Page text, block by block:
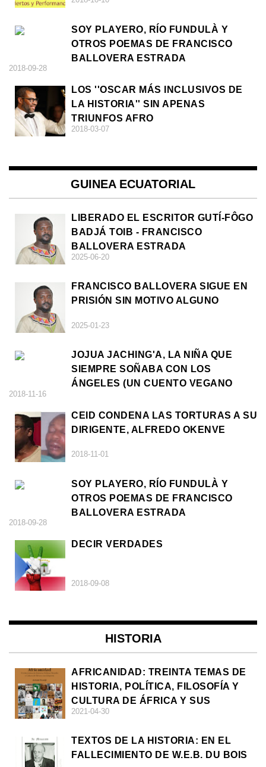
SOY PLAYERO, RÍO FUNDULÀ Y
OTROS POEMAS DE FRANCISCO
BALLOVERA ESTRADA
2018-09-28
LOS ''OSCAR MÁS INCLUSIVOS DE
LA HISTORIA'' SIN APENAS
TRIUNFOS AFRO
2018-03-07
GUINEA ECUATORIAL
LIBERADO EL ESCRITOR GUTÍ-FÔGO
BADJÁ TOIB - FRANCISCO
BALLOVERA ESTRADA
2025-06-20
FRANCISCO BALLOVERA SIGUE EN
PRISIÓN SIN MOTIVO ALGUNO
2025-01-23
JOJUA JACHING'A, LA NIÑA QUE
SIEMPRE SOÑABA CON LOS
ÁNGELES (UN CUENTO VEGANO
2018-11-16
CEID CONDENA LAS TORTURAS A SU
DIRIGENTE, ALFREDO OKENVE
2018-11-01
SOY PLAYERO, RÍO FUNDULÀ Y
OTROS POEMAS DE FRANCISCO
BALLOVERA ESTRADA
2018-09-28
DECIR VERDADES
2018-09-08
HISTORIA
AFRICANIDAD: TREINTA TEMAS DE
HISTORIA, POLÍTICA, FILOSOFÍA Y
CULTURA DE ÁFRICA Y SUS
DIÁSPORAS
2021-04-30
TEXTOS DE LA HISTORIA: EN EL
FALLECIMIENTO DE W.E.B. DU BOIS